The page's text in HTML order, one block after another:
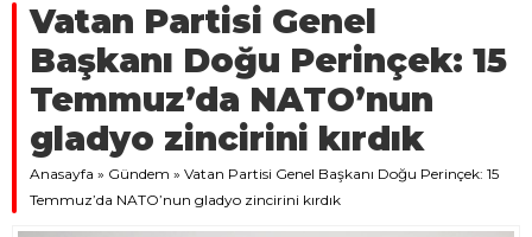
Vatan Partisi Genel
Başkanı Doğu Perinçek: 15
Temmuz’da NATO’nun
gladyo zincirini kırdık
Anasayfa » Gündem » Vatan Partisi Genel Başkanı Doğu Perinçek: 15
Temmuz’da NATO’nun gladyo zincirini kırdık